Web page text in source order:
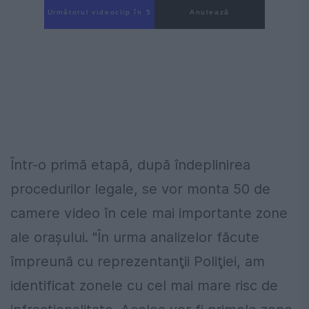
Următorul videoclip în 4 Anulează
Într-o primă etapă, după îndeplinirea
procedurilor legale, se vor monta 50 de
camere video în cele mai importante zone
ale oraşului. "În urma analizelor făcute
împreună cu reprezentanţii Poliţiei, am
identificat zonele cu cel mai mare risc de